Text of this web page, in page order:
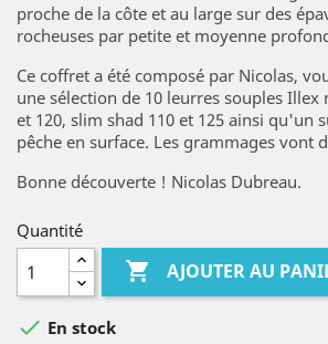
proche de la côte et au large sur des
rocheuses par petite et moyenne
Ce coffret a été composé par Nicolas,
une sélection de 10 leurres souples Illex
et 120, slim shad 110 et 125 ainsi qu'un
pêche en surface. Les grammages vont
Bonne découverte ! Nicolas Dubreau.
Quantité
 AJOUTER AU
 En stock